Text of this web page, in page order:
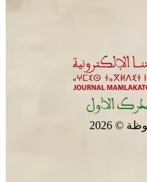
عبد الله أمغار
© 2026